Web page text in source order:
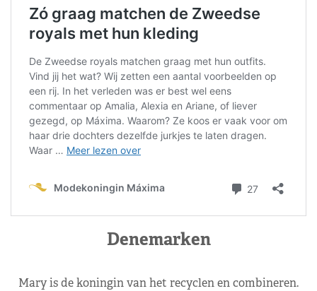
Denemarken
Mary is de koningin van het recyclen en combineren.